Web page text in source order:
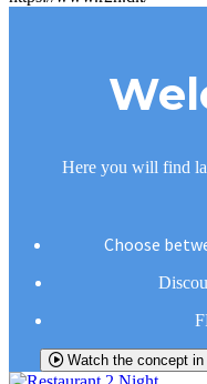
Here you will find
Choose
Watch the concept